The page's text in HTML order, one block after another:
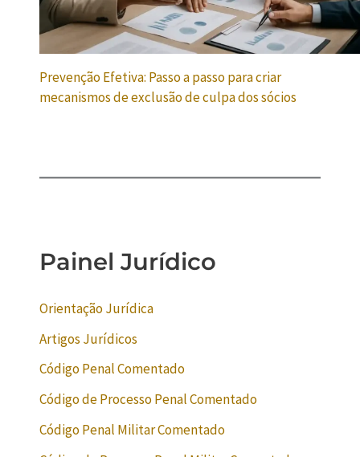
Prevenção Efetiva: Passo a passo para criar
mecanismos de exclusão de culpa dos sócios
Painel Jurídico
Orientação Jurídica
Artigos Jurídicos
Código Penal Comentado
Código de Processo Penal Comentado
Código Penal Militar Comentado